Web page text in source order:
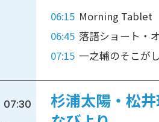
06:15 Morning Tablet
06:45 落語ショート・
07:15 一之輔のそこが
07:30
杉浦太陽・松